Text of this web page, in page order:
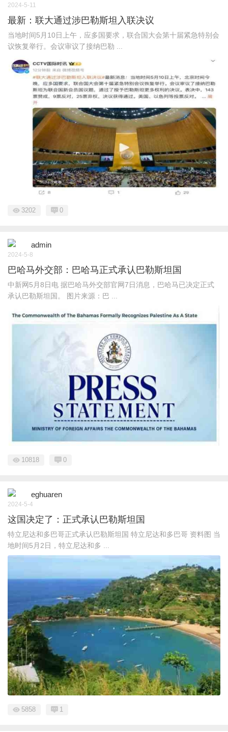
2024-5-11
最新：联大通过涉巴勒斯坦入联决议
当地时间5月10日上午，应多国要求，联合国大会第十届紧急特别会
议恢复举行。会议审议了接纳巴勒 ...
3202 0
admin
2024-5-8
巴哈马外交部：巴哈马正式承认巴勒斯坦国
中新网5月8日电 据巴哈马外交部官网7日消息，巴哈马已决定正式
承认巴勒斯坦国。 图片来源：巴 ...
10818 0
eghuaren
2024-5-4
这国决定了：正式承认巴勒斯坦国
特立尼达和多巴哥正式承认巴勒斯坦国 特立尼达和多巴哥 资料图 当
地时间5月2日，特立尼达和多 ...
5858 1